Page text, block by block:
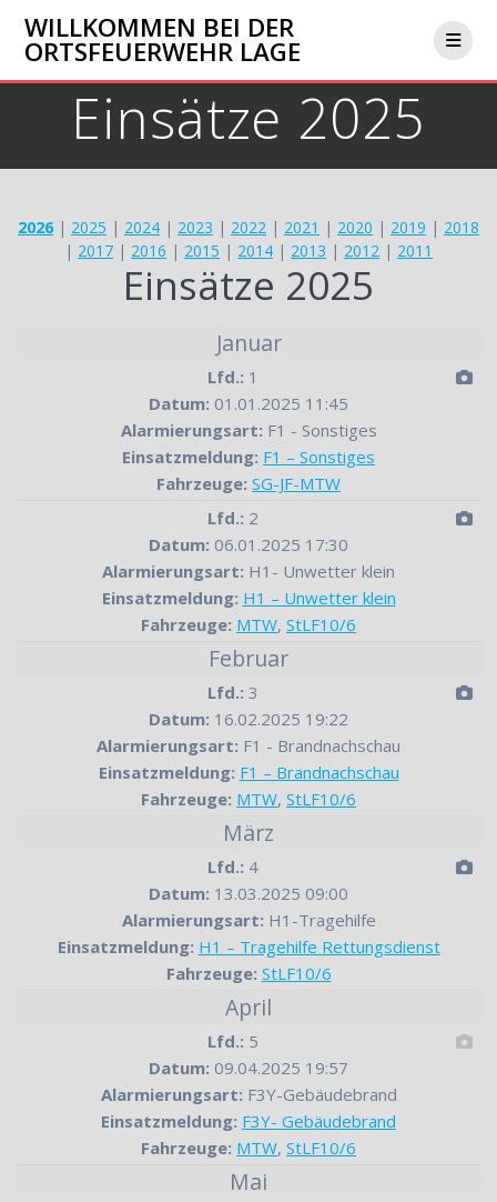
Inhalt
springen
WILLKOMMEN BEI DER
ORTSFEUERWEHR LAGE
Einsätze 2025
2026 | 2025 | 2024 | 2023 | 2022 | 2021 | 2020 | 2019 | 2018
| 2017 | 2016 | 2015 | 2014 | 2013 | 2012 | 2011
Einsätze 2025
Januar
Lfd.: 1
Datum: 01.01.2025 11:45
Alarmierungsart: F1 - Sonstiges
Einsatzmeldung: F1 – Sonstiges
Fahrzeuge: SG-JF-MTW
Lfd.: 2
Datum: 06.01.2025 17:30
Alarmierungsart: H1- Unwetter klein
Einsatzmeldung: H1 – Unwetter klein
Fahrzeuge: MTW, StLF10/6
Februar
Lfd.: 3
Datum: 16.02.2025 19:22
Alarmierungsart: F1 - Brandnachschau
Einsatzmeldung: F1 – Brandnachschau
Fahrzeuge: MTW, StLF10/6
März
Lfd.: 4
Datum: 13.03.2025 09:00
Alarmierungsart: H1-Tragehilfe
Einsatzmeldung: H1 – Tragehilfe Rettungsdienst
Fahrzeuge: StLF10/6
April
Lfd.: 5
Datum: 09.04.2025 19:57
Alarmierungsart: F3Y-Gebäudebrand
Einsatzmeldung: F3Y- Gebäudebrand
Fahrzeuge: MTW, StLF10/6
Mai